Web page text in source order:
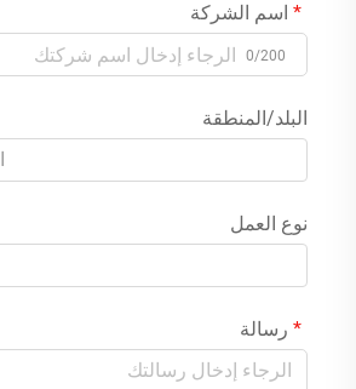
اسم الشركة
0/200
البلد/المنطقة
نوع العمل
رسالة